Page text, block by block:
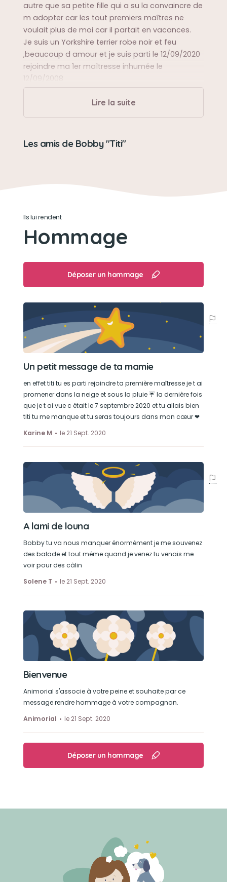
autre que sa petite fille qui a su la convaincre de
m adopter car les tout premiers maîtres ne
voulait plus de moi car il partait en vacances.
Je suis un Yorkshire terrier robe noir et feu
,beaucoup d amour et je suis parti le 12/09/2020
rejoindre ma 1er maîtresse inhumée le
12/09/2008
Sa balade préférée
résidence et avec ma nouvelle maîtresse nous
avons déménagées dans une petite maison
Sa bêtise préférée
les chaussures et les pieds dans faire mal
Son caractère
Tête comme sa maîtresse ,calineux,brave ,
en recevoir ,gourmand.
Son jouet préféré
Pouic pouic tout ce qui pouvais faire du bruit
Son loisir préféré
Passé derrière et être à coter des enfants et
adultes pour mangé ce qu'on fesais
tombés,jouer avec Belle, chasser les pigeons et
Lire la suite
Les amis de Bobby "Titi"
Ils lui rendent
Hommage
Déposer un hommage
Un petit message de ta mamie
en effet titi tu es parti rejoindre ta première maîtresse je t ai
promener dans la neige et sous la pluie ☔ la dernière fois
que je t ai vue c était le 7 septembre 2020 et tu allais bien
titi tu me manque et tu seras toujours dans mon cœur ❤
Karine M
le 21 Sept. 2020
A lami de louna
Bobby tu va nous manquer énormément je me souvenez
des balade et tout même quand je venez tu venais me
voir pour des câlin
Solene T
le 21 Sept. 2020
Bienvenue
Animorial s'associe à votre peine et souhaite par ce
message rendre hommage à votre compagnon.
Animorial
le 21 Sept. 2020
Déposer un hommage